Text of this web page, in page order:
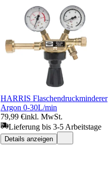
HARRIS Flaschendruckminderer
Argon 0-30L/min
79,99 €inkl. MwSt.
Lieferung bis 3-5 Arbeitstage
Details anzeigen